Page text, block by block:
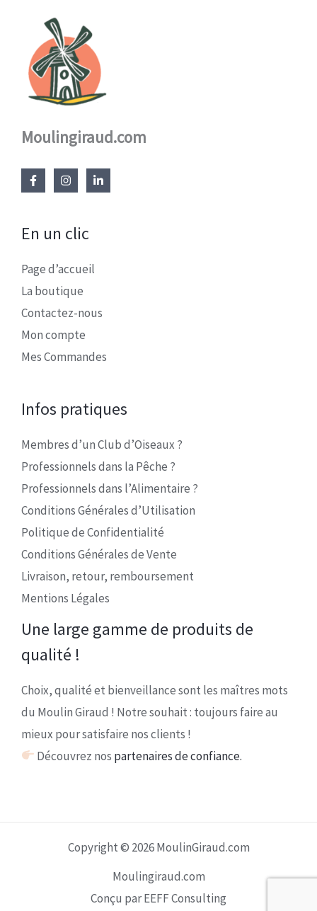
Moulingiraud.com
En un clic
Page d’accueil
La boutique
Contactez-nous
Mon compte
Mes Commandes
Infos pratiques
Membres d’un Club d’Oiseaux ?
Professionnels dans la Pêche ?
Professionnels dans l’Alimentaire ?
Conditions Générales d’Utilisation
Politique de Confidentialité
Conditions Générales de Vente
Livraison, retour, remboursement
Mentions Légales
Une large gamme de produits de
qualité !
Choix, qualité et bienveillance sont les maîtres mots
du Moulin Giraud ! Notre souhait : toujours faire au
mieux pour satisfaire nos clients !
Découvrez nos partenaires de confiance.
Copyright © 2026 MoulinGiraud.com
Moulingiraud.com
Conçu par EEFF Consulting